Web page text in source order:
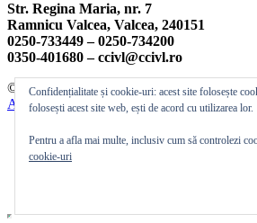
Str. Regina Maria, nr. 7
Ramnicu Valcea, Valcea, 240151
0250-733449 –0250-734200
0350-401680 –ccivl@ccivl.ro
© 2026 Camera de Comert si Industrie
Ansar
Confidențialitate și cookie-uri: acest site folosește
folosești acest site web, ești de acord cu utilizarea lor.
Pentru a afla mai multe, inclusiv cum să controlezi
cookie-uri